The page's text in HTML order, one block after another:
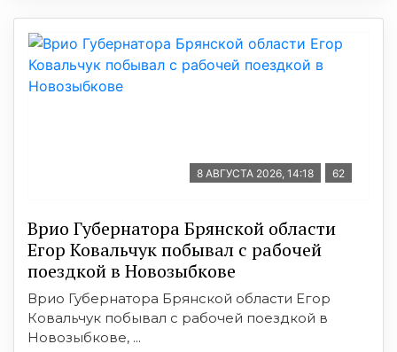
8 АВГУСТА 2026, 14:18 62
Врио Губернатора Брянской области
Егор Ковальчук побывал с рабочей
поездкой в Новозыбкове
Врио Губернатора Брянской области Егор
Ковальчук побывал с рабочей поездкой в
Новозыбкове, ...